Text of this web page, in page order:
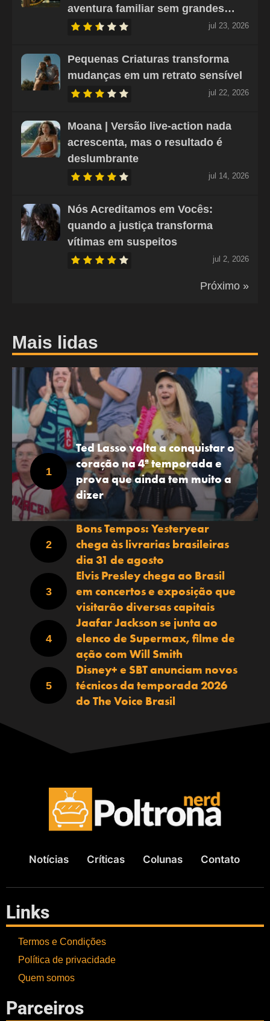
aventura familiar sem grandes…
jul 23, 2026
Pequenas Criaturas transforma
mudanças em um retrato sensível
jul 22, 2026
Moana | Versão live-action nada
acrescenta, mas o resultado é
deslumbrante
jul 14, 2026
Nós Acreditamos em Vocês:
quando a justiça transforma
vítimas em suspeitos
jul 2, 2026
Próximo »
Mais lidas
Ted Lasso volta a conquistar o
coração na 4ª temporada e
prova que ainda tem muito a
dizer
Bons Tempos: Yesteryear
chega às livrarias brasileiras
dia 31 de agosto
Elvis Presley chega ao Brasil
em concertos e exposição que
visitarão diversas capitais
Jaafar Jackson se junta ao
elenco de Supermax, filme de
ação com Will Smith
Disney+ e SBT anunciam novos
técnicos da temporada 2026
do The Voice Brasil
Notícias Críticas Colunas Contato
Links
Termos e Condições
Política de privacidade
Quem somos
Parceiros